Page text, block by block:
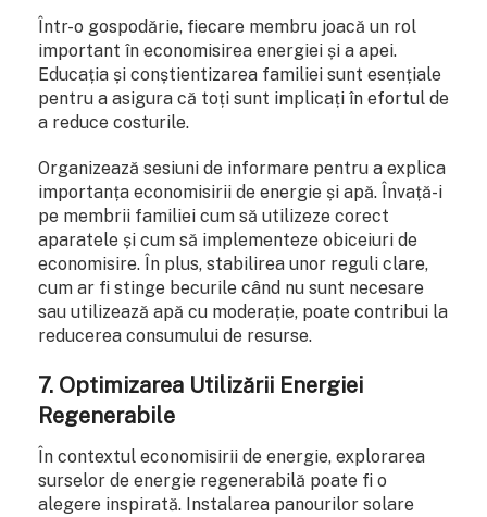
Într-o gospodărie, fiecare membru joacă un rol
important în economisirea energiei și a apei.
Educația și conștientizarea familiei sunt esențiale
pentru a asigura că toți sunt implicați în efortul de
a reduce costurile.
Organizează sesiuni de informare pentru a explica
importanța economisirii de energie și apă. Învață-i
pe membrii familiei cum să utilizeze corect
aparatele și cum să implementeze obiceiuri de
economisire. În plus, stabilirea unor reguli clare,
cum ar fi stinge becurile când nu sunt necesare
sau utilizează apă cu moderație, poate contribui la
reducerea consumului de resurse.
7. Optimizarea Utilizării Energiei
Regenerabile
În contextul economisirii de energie, explorarea
surselor de energie regenerabilă poate fi o
alegere inspirată. Instalarea panourilor solare